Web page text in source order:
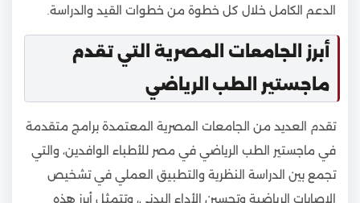
الدعم الكامل خلال كل خطوة من خطوات القيد والدراسة.
أبرز الجامعات المصرية التي تقدم
ماجستير الطب الرياضي
تقدم العديد من الجامعات المصرية المعتمدة برامج متقدمة
في ماجستير الطب الرياضي في مصر للأطباء الوافدين، والتي
تجمع بين الدراسة النظرية والتطبيق العملي في تشخيص
الإصابات الرياضية وتحسين الأداء البدني، وتتمثل أبرز هذه